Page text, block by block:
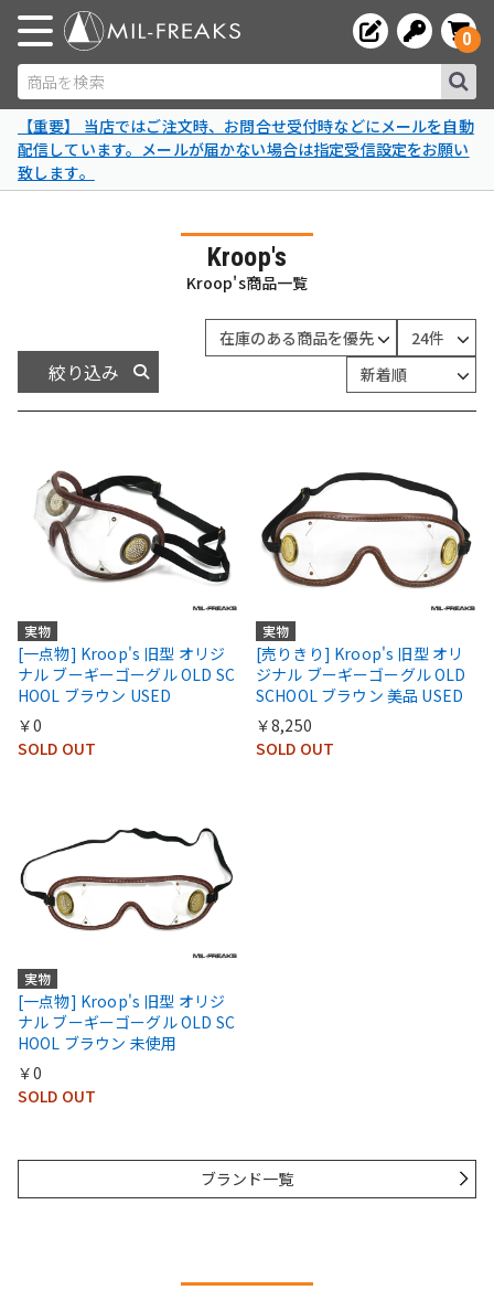
商品を検索
0
【重要】 当店ではご注文時、お問合せ受付時などにメールを自動
配信しています。メールが届かない場合は指定受信設定をお願い
致します。
Kroop's
Kroop's商品一覧
絞り込み
実物
[一点物] Kroop's 旧型 オリジ
ナル ブーギーゴーグル OLD SC
HOOL ブラウン USED
￥0
SOLD OUT
実物
[売りきり] Kroop's 旧型 オリ
ジナル ブーギーゴーグル OLD
SCHOOL ブラウン 美品 USED
￥8,250
SOLD OUT
実物
[一点物] Kroop's 旧型 オリジ
ナル ブーギーゴーグル OLD SC
HOOL ブラウン 未使用
￥0
SOLD OUT
ブランド一覧